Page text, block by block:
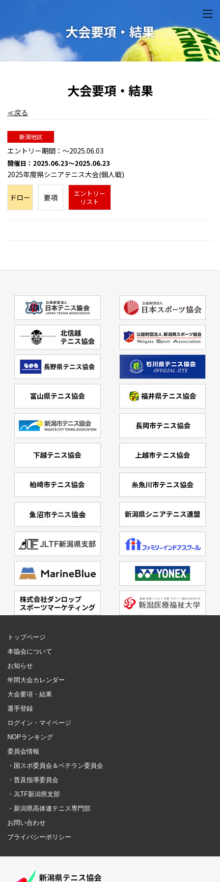
大会要項・結果
大会要項・結果
≪戻る
新潟地区
エントリー期間：～2025.06.03
開催日：2025.06.23～2025.06.23
2025年度県シニアテニス大会(個人戦)
ドロー 要項
エントリー
リスト
トップページ
本協会について
お知らせ
年間大会カレンダー
大会要項・結果
選手登録
ログイン・マイページ
NOPランキング
委員会情報
・国スポ委員会＆ベテラン委員会
・普及指導委員会
・JLTF新潟県支部
・新潟県高体連テニス専門部
お問い合わせ
プライバシーポリシー